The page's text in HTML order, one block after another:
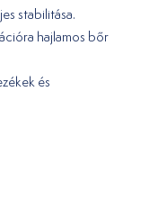
stabilitása.
hajlamos bőr
és